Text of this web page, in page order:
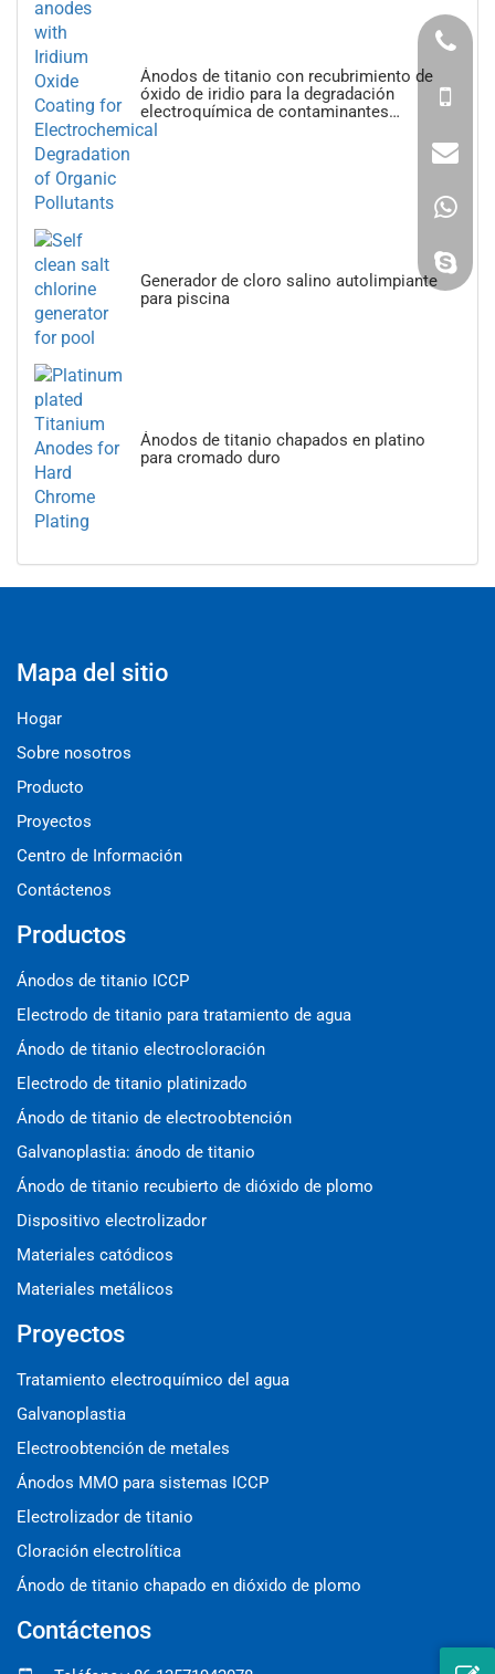
Ánodos de titanio con recubrimiento de
óxido de iridio para la degradación
electroquímica de contaminantes
orgánicos
Generador de cloro salino autolimpiante
para piscina
Ánodos de titanio chapados en platino
para cromado duro
Mapa del sitio
Hogar
Sobre nosotros
Producto
Proyectos
Centro de Información
Contáctenos
Productos
Ánodos de titanio ICCP
Electrodo de titanio para tratamiento de agua
Ánodo de titanio electrocloración
Electrodo de titanio platinizado
Ánodo de titanio de electroobtención
Galvanoplastia: ánodo de titanio
Ánodo de titanio recubierto de dióxido de plomo
Dispositivo electrolizador
Materiales catódicos
Materiales metálicos
Proyectos
Tratamiento electroquímico del agua
Galvanoplastia
Electroobtención de metales
Ánodos MMO para sistemas ICCP
Electrolizador de titanio
Cloración electrolítica
Ánodo de titanio chapado en dióxido de plomo
Contáctenos